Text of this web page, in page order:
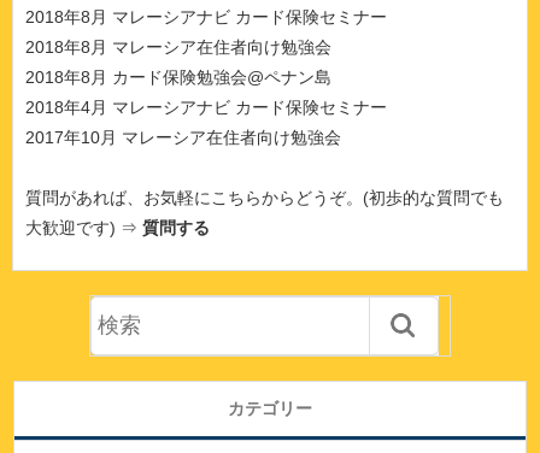
2018年8月 マレーシアナビ カード保険セミナー
2018年8月 マレーシア在住者向け勉強会
2018年8月 カード保険勉強会@ペナン島
2018年4月 マレーシアナビ カード保険セミナー
2017年10月 マレーシア在住者向け勉強会
質問があれば、お気軽にこちらからどうぞ。(初歩的な質問でも
大歓迎です) ⇒ 質問する
カテゴリー